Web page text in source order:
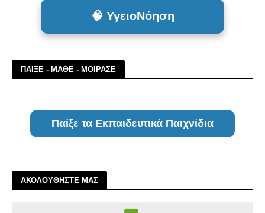
🧠 ΥγειοΝόηση
ΠΑΙΞΕ - ΜΑΘΕ - ΜΟΙΡΑΣΕ
Παίξε τα Εκπαιδευτικά Παιχνίδια
ΑΚΟΛΟΥΘΗΣΤΕ ΜΑΣ